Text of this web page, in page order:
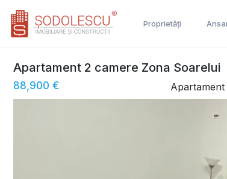
Proprietăți
Apartament 2 camere Zona Soarelui
88,900 €